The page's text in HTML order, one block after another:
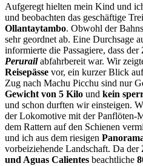
Aufgeregt hielten mein Kind und
und beobachten das geschäftige
Ollantaytambo. Obwohl der
sehr geordnet ab. Eine Durchsage
informierte die Passagiere, dass
Perurailabfahrbereit war. Wir
Reisepässe vor, ein kurzer Blick
Zug nach Machu Picchu sind nur
Gewicht von 5 Kilo und kein
und schon durften wir einsteigen.
der Lokomotive mit der Panflöten-
dem Rattern auf den Schienen
und ich aus dem riesigen
vorbeiziehende Landschaft. Da der
und Aguas Calientes beachtliche